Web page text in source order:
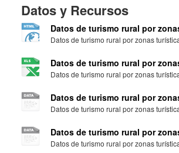
Datos y Recursos
Datos de turismo rural por
Datos de turismo rural por zonas
Datos de turismo rural por
Datos de turismo rural por zonas
Datos de turismo rural por
Datos de turismo rural por zonas
Datos de turismo rural por
Datos de turismo rural por zonas